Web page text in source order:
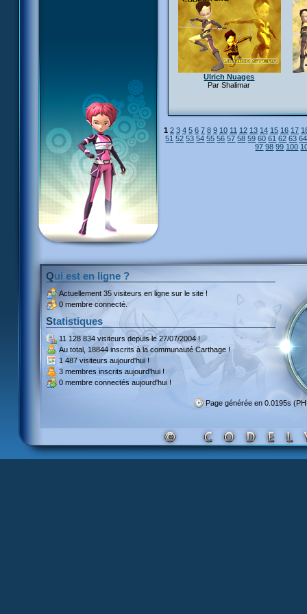
Ulrich Nuages
Par Shalimar
1 2 3 4 5 6 7 8 9 10 11 12 13 14 15 16 17
51 52 53 54 55 56 57 58 59 60 61 62 63 64
97 98 99 100
Qui est en ligne ?
Actuellement 35 visiteurs en ligne sur le site !
0 membre connecté.
Statistiques
11 128 834 visiteursdepuis le 27/07/2004 !
Au total, 18844 inscritsà la communauté Carthage !
1 487 visiteurs aujourd'hui !
3 membres inscrits aujourd'hui !
0 membre connectés aujourd'hui !
Page générée en 0.0195s